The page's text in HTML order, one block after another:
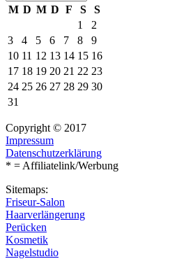
M D M D F S
S
1
2
3
4 5 6 7 8
9
10 11 12 13 14 15 16
17 18 19 20 21 22 23
24 25 26 27 28 29 30
31
Copyright © 2017
Impressum
Datenschutzerklärung
* = Affiliatelink/Werbung
Sitemaps:
Friseur-Salon
Haarverlängerung
Perücken
Kosmetik
Nagelstudio